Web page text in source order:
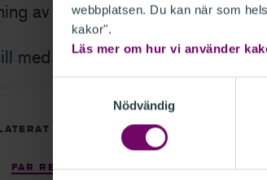
webbplatsen. Du kan när som
kakor".
Läs mer om hur vi använder
Nödvändig
av ändrade EU-direktiv (FI
med anledning av detta anföra
FAR REMISSVAR - ÄNDRADE